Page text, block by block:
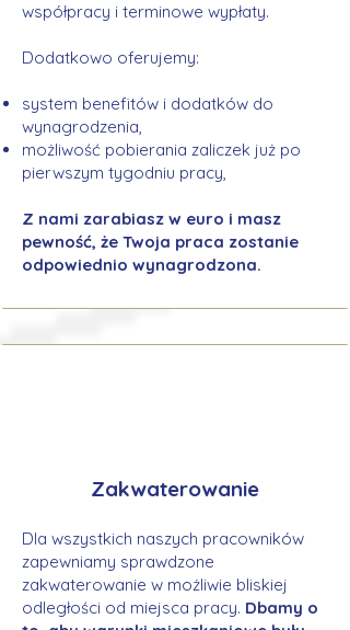
współpracy i terminowe wypłaty.
Dodatkowo oferujemy:
system benefitów i dodatków do
wynagrodzenia,
możliwość pobierania zaliczek już po
pierwszym tygodniu pracy,
Z nami zarabiasz w euro i masz
pewność, że Twoja praca zostanie
odpowiednio wynagrodzona.
Zakwaterowanie
Dla wszystkich naszych pracowników
zapewniamy sprawdzone
zakwaterowanie w możliwie bliskiej
odległości od miejsca pracy. Dbamy o